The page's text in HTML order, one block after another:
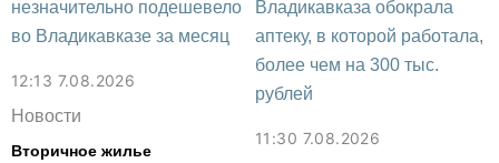
12:13 7.08.2026
Новости
Вторичное жилье
11:30 7.08.2026